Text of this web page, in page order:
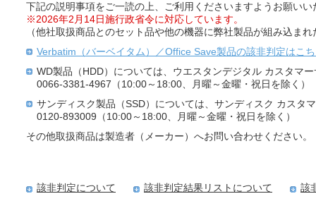
下記の説明事項をご一読の上、ご利用くださいますようお願いい
※2026年2月14日施行政省令に対応しています。
（他社取扱商品とのセット品や他の機器に弊社製品が組み込ま
Verbatim（バーベイタム）／Office Save製品の該非判定はこ
WD製品（HDD）については、ウエスタンデジタル カスタマ
0066-3381-4967（10:00～18:00、月曜～金曜・祝日を除く）
サンディスク製品（SSD）については、サンディスク カスタ
0120-893009（10:00～18:00、月曜～金曜・祝日を除く）
その他取扱商品は製造者（メーカー）へお問い合わせください。
該非判定について 該非判定結果リストについて 該